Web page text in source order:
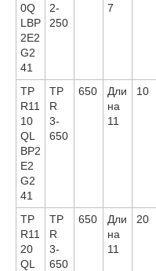
0Q
LBP
2E2
G2
41
2-
250
7
TP
R11
10
QL
BP2
E2
G2
41
TP
R
3-
650
650
Дли
на
11
10
TP
R11
20
QL
TP
R
3-
650
650
Дли
на
11
20